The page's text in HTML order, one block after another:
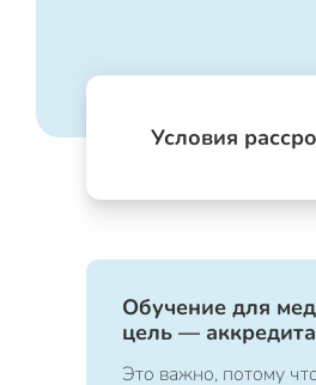
Условия
Обучение для
цель —
Это важно, потому